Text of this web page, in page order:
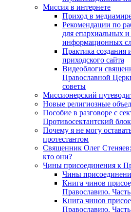
Миссия в интернете
Приход в
Рекомендации по
для епархиальных
информационных
Практика создания
приходского сайта
Видеоблоги
Православной
советы
Миссионерский
Новые религиозные
Пособие в разговоре с
Противосектантский
Почему я не могу
протестантом
Священник Олег
кто они?
Чины присоединения к
Чины
Книга чинов
Православию.
Книга чинов
Православию.